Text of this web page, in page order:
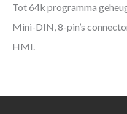
Tot 64k programma
Mini-DIN, 8-pin’s
HMI.